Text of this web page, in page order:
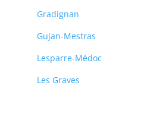
Gradignan
Gujan-Mestras
Lesparre-Médoc
Les Graves